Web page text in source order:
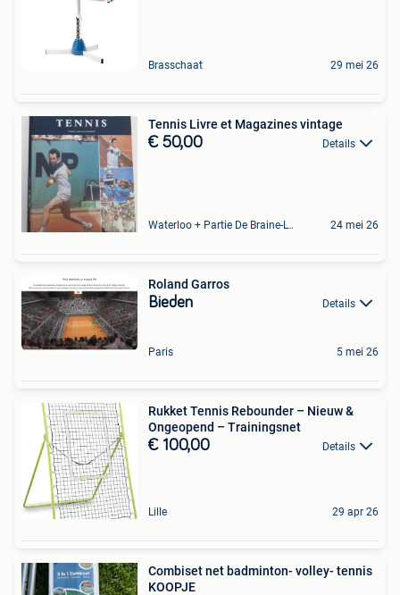
Brasschaat 29 mei 26
Tennis Livre et Magazines vintage
€ 50,00 Details
Waterloo + Partie De Braine-L'Alleud, De Ohain 24 mei 26
Roland Garros
Bieden Details
Paris 5 mei 26
Rukket Tennis Rebounder – Nieuw &
Ongeopend – Trainingsnet
€ 100,00 Details
Lille 29 apr 26
Combiset net badminton- volley- tennis
KOOPJE